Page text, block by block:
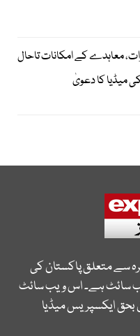
معاہدے کے امکانات تاحال
میڈیا کا دعویٰ
سے متعلق پاکستان کی
سائٹ ہے۔ اس ویب سائٹ
بحق ایکسپریس میڈیا